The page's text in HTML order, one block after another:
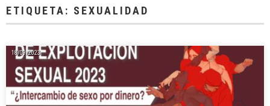
ETIQUETA: SEXUALIDAD
18/09/2023